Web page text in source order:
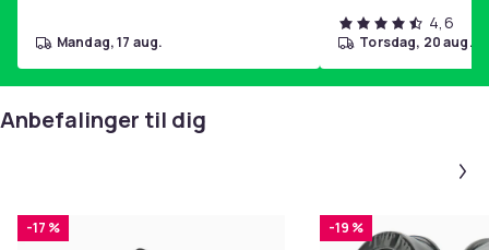
mandag, 17 aug.
4,6
torsdag, 20 aug.
Anbefalinger til dig
-17 % -19 %